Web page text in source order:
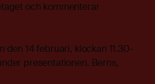
och kommenterar
den 14 februari, klockan 11.30-
presentationen. Berns,